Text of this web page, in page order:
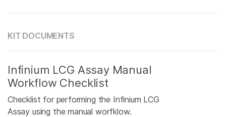
KIT DOCUMENTS
Infinium LCG Assay Manual
Workflow Checklist
Checklist for performing the Infinium LCG
Assay using the manual worfklow.